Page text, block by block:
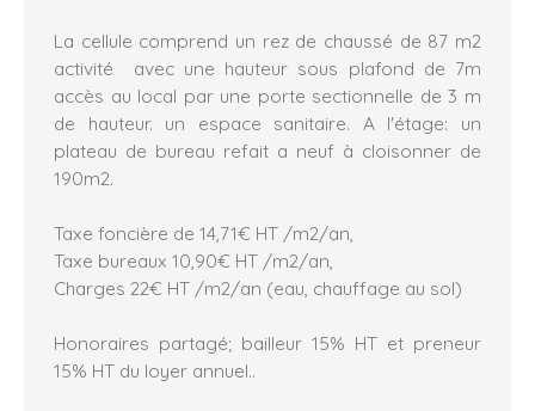
La cellule comprend un rez de chaussé de 87 m2
activité avec une hauteur sous plafond de 7m
accès au local par une porte sectionnelle de 3 m
de hauteur. un espace sanitaire. A l'étage: un
plateau de bureau refait a neuf à cloisonner de
190m2.
Taxe foncière de 14,71€ HT /m2/an,
Taxe bureaux 10,90€ HT /m2/an,
Charges 22€ HT /m2/an (eau, chauffage au sol)
Honoraires partagé; bailleur 15% HT et preneur
15% HT du loyer annuel..